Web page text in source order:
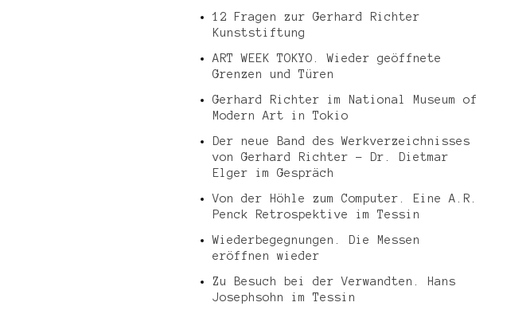
12 Fragen zur Gerhard Richter
Kunststiftung
ART WEEK TOKYO. Wieder geöffnete
Grenzen und Türen
Gerhard Richter im National Museum of
Modern Art in Tokio
Der neue Band des Werkverzeichnisses
von Gerhard Richter – Dr. Dietmar
Elger im Gespräch
Von der Höhle zum Computer. Eine A.R.
Penck Retrospektive im Tessin
Wiederbegegnungen. Die Messen
eröffnen wieder
Zu Besuch bei der Verwandten. Hans
Josephsohn im Tessin